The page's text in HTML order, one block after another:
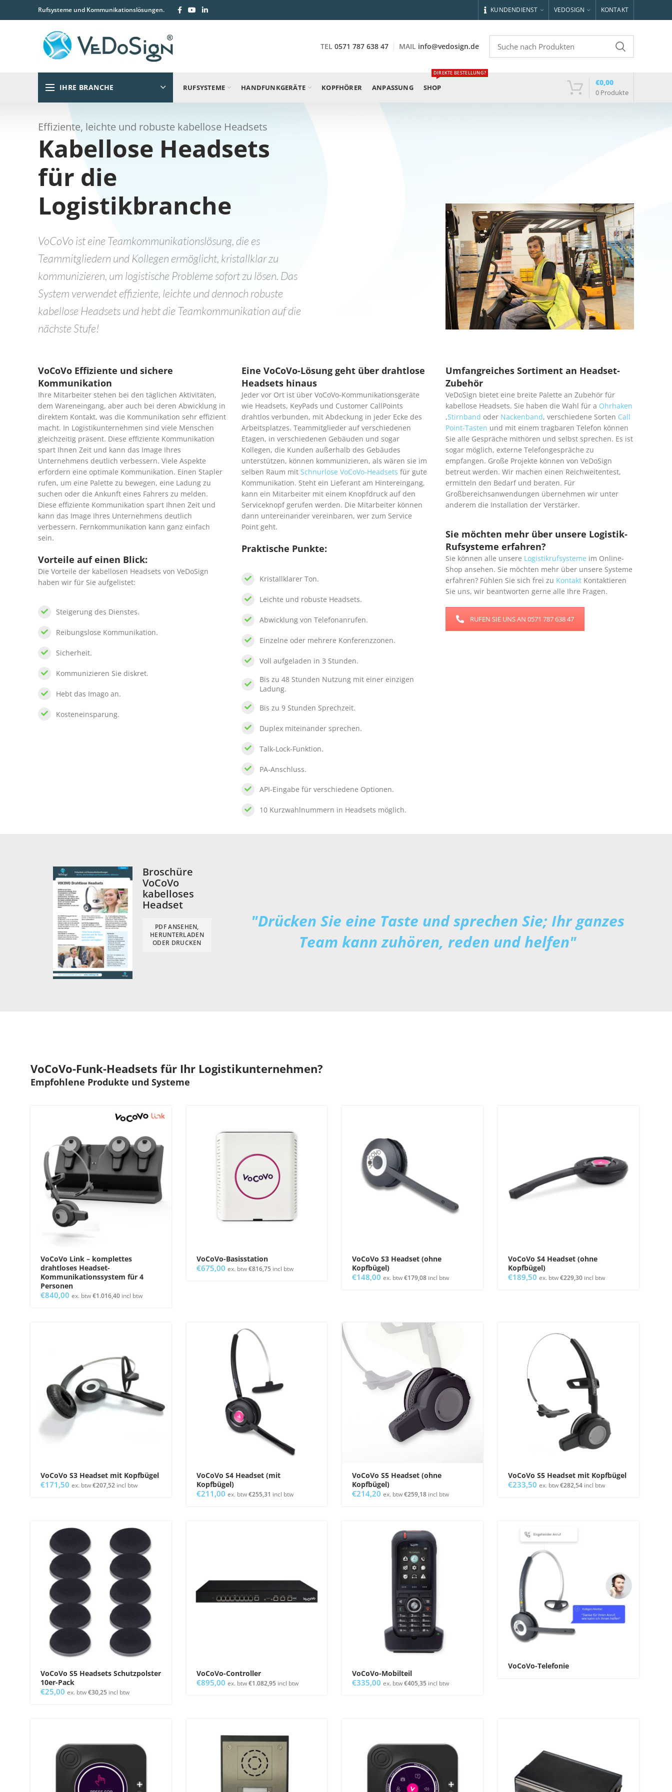
Rufsysteme und Kommunikationslösungen. KUNDENDIENST VEDOSIGN KONTAKT
TEL 0571 787 638 47 MAIL info@vedosign.de
IHRE BRANCHE RUFSYSTEME HANDFUNKGERÄTE KOPFHÖRER ANPASSUNG SHOP
DIREKTE BESTELLUNG?
0 Produkte
€0,00
Effiziente, leichte und robuste kabellose Headsets
Kabellose Headsets
für die
Logistikbranche
VoCoVo ist eine Teamkommunikationslösung, die es
Teammitgliedern und Kollegen ermöglicht, kristallklar zu
kommunizieren, um logistische Probleme sofort zu lösen. Das
System verwendet effiziente, leichte und dennoch robuste
kabellose Headsets und hebt die Teamkommunikation auf die
nächste Stufe!
VoCoVo Effiziente und sichere
Kommunikation
Ihre Mitarbeiter stehen bei den täglichen Aktivitäten,
dem Wareneingang, aber auch bei deren Abwicklung in
direktem Kontakt, was die Kommunikation sehr effizient
macht. In Logistikunternehmen sind viele Menschen
gleichzeitig präsent. Diese effiziente Kommunikation
spart Ihnen Zeit und kann das Image Ihres
Unternehmens deutlich verbessern. Viele Aspekte
erfordern eine optimale Kommunikation. Einen Stapler
rufen, um eine Palette zu bewegen, eine Ladung zu
suchen oder die Ankunft eines Fahrers zu melden.
Diese effiziente Kommunikation spart Ihnen Zeit und
kann das Image Ihres Unternehmens deutlich
verbessern. Fernkommunikation kann ganz einfach
sein.
Vorteile auf einen Blick:
Die Vorteile der kabellosen Headsets von VeDoSign
haben wir für Sie aufgelistet:
Steigerung des Dienstes.
Reibungslose Kommunikation.
Sicherheit.
Kommunizieren Sie diskret.
Hebt das Imago an.
Kosteneinsparung.
Eine VoCoVo-Lösung geht über drahtlose
Headsets hinaus
Jeder vor Ort ist über VoCoVo-Kommunikationsgeräte
wie Headsets, KeyPads und Customer CallPoints
drahtlos verbunden, mit Abdeckung in jeder Ecke des
Arbeitsplatzes. Teammitglieder auf verschiedenen
Etagen, in verschiedenen Gebäuden und sogar
Kollegen, die Kunden außerhalb des Gebäudes
unterstützen, können kommunizieren, als wären sie im
selben Raum mitSchnurlose VoCoVo-Headsets für gute
Kommunikation. Steht ein Lieferant am Hintereingang,
kann ein Mitarbeiter mit einem Knopfdruck auf den
Serviceknopf gerufen werden. Die Mitarbeiter können
dann untereinander vereinbaren, wer zum Service
Point geht.
Praktische Punkte:
Kristallklarer Ton.
Leichte und robuste Headsets.
Abwicklung von Telefonanrufen.
Einzelne oder mehrere Konferenzzonen.
Voll aufgeladen in 3 Stunden.
Bis zu 48 Stunden Nutzung mit einer einzigen
Ladung.
Bis zu 9 Stunden Sprechzeit.
Duplex miteinander sprechen.
Talk-Lock-Funktion.
PA-Anschluss.
API-Eingabe für verschiedene Optionen.
10 Kurzwahlnummern in Headsets möglich.
Umfangreiches Sortiment an Headset-
Zubehör
VeDoSign bietet eine breite Palette an Zubehör für
kabellose Headsets. Sie haben die Wahl für a Ohrhaken
,Stirnband oder Nackenband, verschiedene Sorten Call
Point-Tasten und mit einem tragbaren Telefon können
Sie alle Gespräche mithören und selbst sprechen. Es ist
sogar möglich, externe Telefongespräche zu
empfangen. Große Projekte können von VeDoSign
betreut werden. Wir machen einen Reichweitentest,
ermitteln den Bedarf und beraten. Für
Großbereichsanwendungen übernehmen wir unter
anderem die Installation der Verstärker.
Sie möchten mehr über unsere Logistik-
Rufsysteme erfahren?
Sie können alle unsere Logistikrufsysteme im Online-
Shop ansehen. Sie möchten mehr über unsere Systeme
erfahren? Fühlen Sie sich frei zu KontaktKontaktieren
Sie uns, wir beantworten gerne alle Ihre Fragen.
RUFEN SIE UNS AN 0571 787 638 47
Broschüre
VoCoVo
kabelloses
Headset
PDF ANSEHEN,
HERUNTERLADEN
ODER DRUCKEN
"Drücken Sie eine Taste und sprechen Sie; Ihr ganzes
Team kann zuhören, reden und helfen"
VoCoVo-Funk-Headsets für Ihr Logistikunternehmen?
Empfohlene Produkte und Systeme
VoCoVo Link – komplettes
drahtloses Headset-
Kommunikationssystem für 4
Personen
€840,00 ex. btw€1.016,40 incl btw
VoCoVo-Basisstation
€675,00 ex. btw€816,75incl btw
VoCoVo S3 Headset (ohne
Kopfbügel)
€148,00 ex. btw€179,08 incl btw
VoCoVo S4 Headset (ohne
Kopfbügel)
€189,50 ex. btw€229,30 incl btw
VoCoVo S3 Headset mit Kopfbügel
€171,50 ex. btw€207,52 incl btw
VoCoVo S4 Headset (mit
Kopfbügel)
€211,00 ex. btw€255,31 incl btw
VoCoVo S5 Headset (ohne
Kopfbügel)
€214,20 ex. btw€259,18 incl btw
VoCoVo S5 Headset mit Kopfbügel
€233,50 ex. btw€282,54 incl btw
VoCoVo S5 Headsets Schutzpolster
10er-Pack
€25,00 ex. btw€30,25 incl btw
VoCoVo-Controller
€895,00 ex. btw€1.082,95incl btw
VoCoVo-Mobilteil
€335,00 ex. btw€405,35 incl btw
VoCoVo-Telefonie